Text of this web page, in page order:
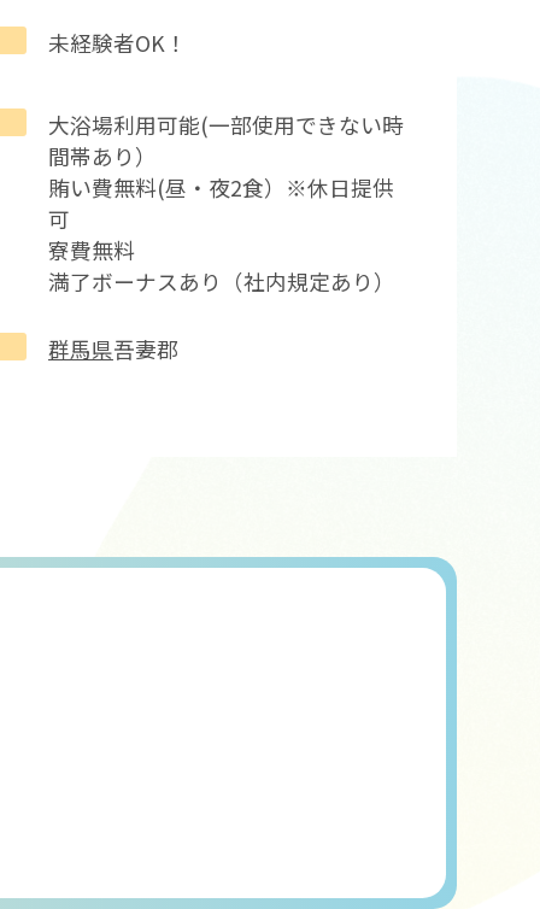
未経験者OK！
大浴場利用可能(一部使用できない時
間帯あり）
賄い費無料(昼・夜2食）※休日提供
可
寮費無料
満了ボーナスあり（社内規定あり）
群馬県吾妻郡